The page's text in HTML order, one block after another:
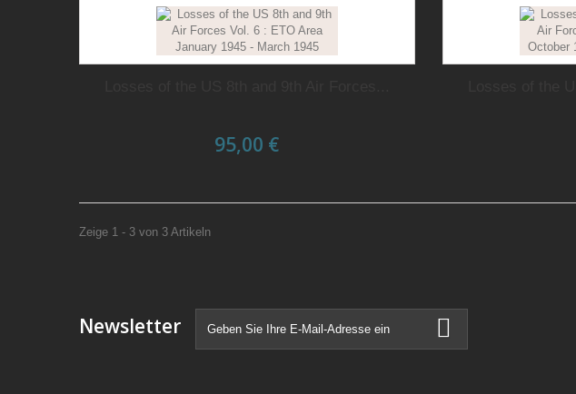
95,00 €
Zeige 1 - 3 von 3 Artikeln
Newsletter